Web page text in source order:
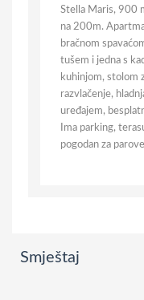
Stella Maris, 900
na 200m.
bračnom
tušem i jedna s
kuhinjom, stolom
razvlačenje,
uređajem,
Ima parking,
pogodan za
Smještaj